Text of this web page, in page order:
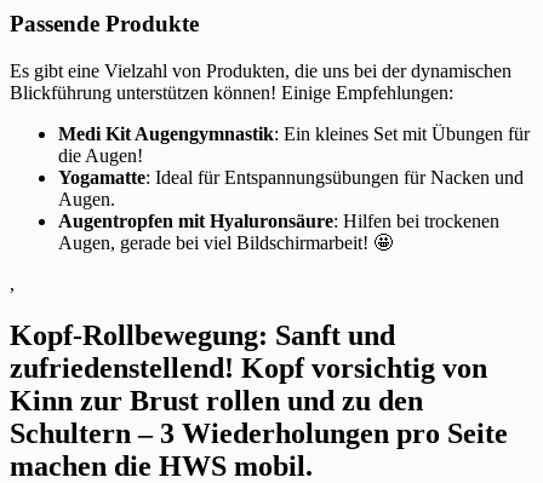
Passende Produkte
Es gibt eine Vielzahl von Produkten, die uns bei der dynamischen
Blickführung unterstützen können! Einige Empfehlungen:
Medi Kit Augengymnastik: Ein kleines Set mit Übungen für
die Augen!
Yogamatte: Ideal für Entspannungsübungen für Nacken und
Augen.
Augentropfen mit Hyaluronsäure: Hilfen bei trockenen
Augen, gerade bei viel Bildschirmarbeit! 🤩
,
Kopf-Rollbewegung: Sanft und
zufriedenstellend! Kopf vorsichtig von
Kinn zur Brust rollen und zu den
Schultern – 3 Wiederholungen pro Seite
machen die HWS mobil.